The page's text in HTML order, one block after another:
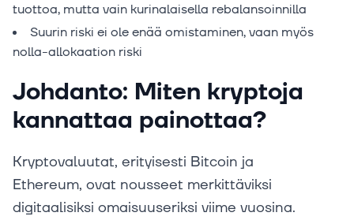
tuottoa, mutta vain kurinalaisella rebalansoinnilla
Suurin riski ei ole enää omistaminen, vaan myös
nolla-allokaation riski
Johdanto: Miten kryptoja
kannattaa painottaa?
Kryptovaluutat, erityisesti Bitcoin ja
Ethereum, ovat nousseet merkittäviksi
digitaalisiksi omaisuuseriksi viime vuosina.